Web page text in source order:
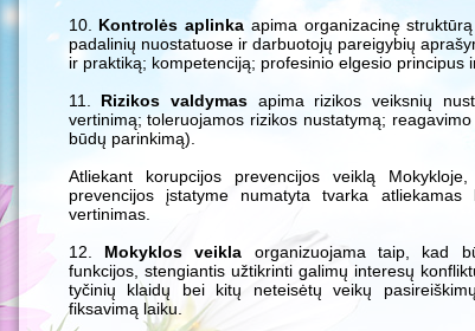
10. Kontrolės aplinka apima organizacinę
padalinių nuostatuose ir darbuotojų pareigybių
ir praktiką; kompetenciją; profesinio elgesio principus
11. Rizikos valdymasapima rizikos veiksnių
vertinimą; toleruojamos rizikos nustatymą;
būdų parinkimą).
Atliekant korupcijos prevencijos veiklą
prevencijos įstatyme numatyta tvarka atliekamas
vertinimas.
12. Mokyklos veikla organizuojama taip, kad
funkcijos, stengiantis užtikrinti galimų interesų
tyčinių klaidų bei kitų neteisėtų veikų
fiksavimą laiku.